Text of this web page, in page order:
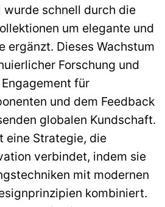
schnell durch die
um elegante und
ergänzt. Dieses Wachstum
Forschung und
für
und dem Feedback
globalen Kundschaft.
eine Strategie, die
verbindet, indem sie
mit modernen
kombiniert.